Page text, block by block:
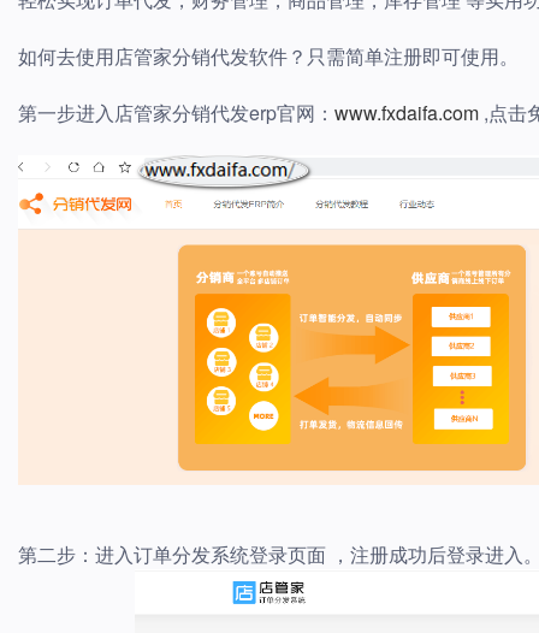
如何去使用店管家分销代发软件？只需简单注册即可使用。
第一步进入店管家分销代发erp官网： www.fxdaifa.com ,点击
第二步：进入订单分发系统登录页面 ，注册成功后登录进入